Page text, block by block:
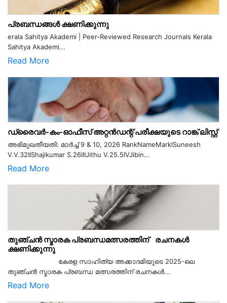
പ്രബന്ധങ്ങൾ ക്ഷണിക്കുന്നു
erala Sahitya Akademi | Peer-Reviewed Research Journals Kerala
Sahitya Akademi...
Read More
ഡ്രൈവർ-കം-ഓഫീസ് അറ്റൻഡന്റ് പരീക്ഷയുടെ റാങ്ക് ലിസ്റ്റ്
അഭിമുഖതീയതി: മാർച്ച് 9 & 10, 2026 RankNameMarkISuneesh
V.V.32IIShajikumar S.26IIIJithu V.25.5IVJibin...
Read More
തുഞ്ചൻ സ്മാരക പ്രബന്ധമത്സരത്തിന് രചനകൾ
ക്ഷണിക്കുന്നു
കേരള സാഹിത്യ അക്കാദമിയുടെ 2025-ലെ
തുഞ്ചൻ സ്മാരക പ്രബന്ധ മത്സരത്തിന് രചനകൾ...
Read More